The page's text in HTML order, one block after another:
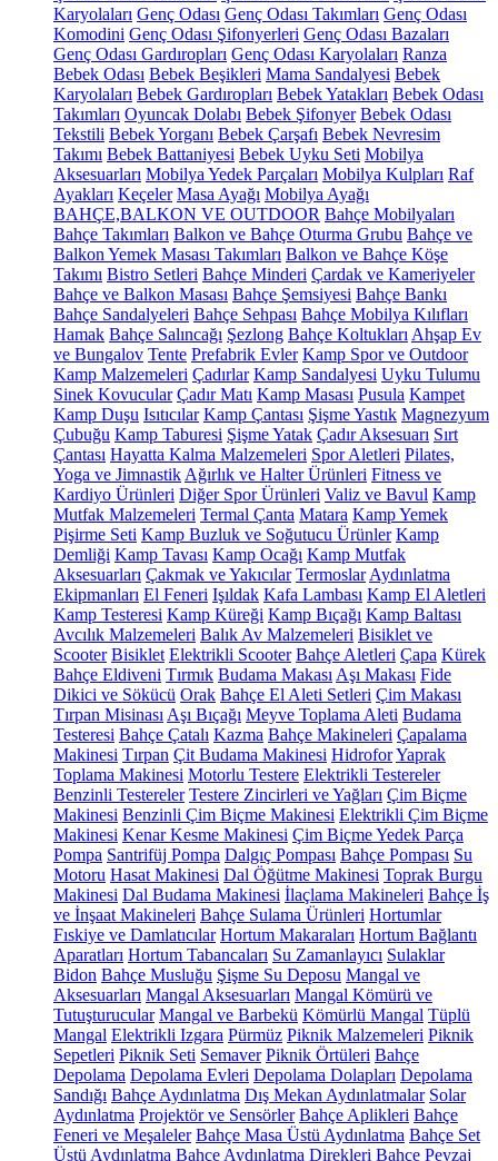
Karyolaları Genç Odası Genç Odası Takımları Genç Odası
Komodini Genç Odası Şifonyerleri Genç Odası Bazaları
Genç Odası Gardıropları Genç Odası Karyolaları Ranza
Bebek Odası Bebek Beşikleri Mama Sandalyesi Bebek
Karyolaları Bebek Gardıropları Bebek Yatakları Bebek Odası
Takımları Oyuncak Dolabı Bebek Şifonyer Bebek Odası
Tekstili Bebek Yorganı Bebek Çarşafı Bebek Nevresim
Takımı Bebek Battaniyesi Bebek Uyku Seti Mobilya
Aksesuarları Mobilya Yedek Parçaları Mobilya Kulpları Raf
Ayakları Keçeler Masa Ayağı Mobilya Ayağı
BAHÇE,BALKON VE OUTDOOR Bahçe Mobilyaları
Bahçe Takımları Balkon ve Bahçe Oturma Grubu Bahçe ve
Balkon Yemek Masası Takımları Balkon ve Bahçe Köşe
Takımı Bistro Setleri Bahçe Minderi Çardak ve Kameriyeler
Bahçe ve Balkon Masası Bahçe Şemsiyesi Bahçe Bankı
Bahçe Sandalyeleri Bahçe Sehpası Bahçe Mobilya Kılıfları
Hamak Bahçe Salıncağı Şezlong Bahçe Koltukları Ahşap Ev
ve Bungalov Tente Prefabrik Evler Kamp Spor ve Outdoor
Kamp Malzemeleri Çadırlar Kamp Sandalyesi Uyku Tulumu
Sinek Kovucular Çadır Matı Kamp Masası Pusula Kampet
Kamp Duşu Isıtıcılar Kamp Çantası Şişme Yastık Magnezyum
Çubuğu Kamp Taburesi Şişme Yatak Çadır Aksesuarı Sırt
Çantası Hayatta Kalma Malzemeleri Spor Aletleri Pilates,
Yoga ve Jimnastik Ağırlık ve Halter Ürünleri Fitness ve
Kardiyo Ürünleri Diğer Spor Ürünleri Valiz ve Bavul Kamp
Mutfak Malzemeleri Termal Çanta Matara Kamp Yemek
Pişirme Seti Kamp Buzluk ve Soğutucu Ürünler Kamp
Demliği Kamp Tavası Kamp Ocağı Kamp Mutfak
Aksesuarları Çakmak ve Yakıcılar Termoslar Aydınlatma
Ekipmanları El Feneri Işıldak Kafa Lambası Kamp El Aletleri
Kamp Testeresi Kamp Küreği Kamp Bıçağı Kamp Baltası
Avcılık Malzemeleri Balık Av Malzemeleri Bisiklet ve
Scooter Bisiklet Elektrikli Scooter Bahçe Aletleri Çapa Kürek
Bahçe Eldiveni Tırmık Budama Makası Aşı Makası Fide
Dikici ve Sökücü Orak Bahçe El Aleti Setleri Çim Makası
Tırpan Misinası Aşı Bıçağı Meyve Toplama Aleti Budama
Testeresi Bahçe Çatalı Kazma Bahçe Makineleri Çapalama
Makinesi Tırpan Çit Budama Makinesi HidroforYaprak
Toplama Makinesi Motorlu Testere Elektrikli Testereler
Benzinli Testereler Testere Zincirleri ve Yağları Çim Biçme
Makinesi Benzinli Çim Biçme Makinesi Elektrikli Çim Biçme
Makinesi Kenar Kesme Makinesi Çim Biçme Yedek Parça
Pompa Santrifüj Pompa Dalgıç Pompası Bahçe Pompası Su
Motoru Hasat Makinesi Dal Öğütme Makinesi Toprak Burgu
Makinesi Dal Budama Makinesi İlaçlama Makineleri Bahçe İş
ve İnşaat Makineleri Bahçe Sulama Ürünleri Hortumlar
Fıskiye ve Damlatıcılar Hortum Makaraları Hortum Bağlantı
Aparatları Hortum Tabancaları Su Zamanlayıcı Sulaklar
Bidon Bahçe Musluğu Şişme Su Deposu Mangal ve
Aksesuarları Mangal Aksesuarları Mangal Kömürü ve
Tutuşturucular Mangal ve Barbekü Kömürlü Mangal Tüplü
Mangal Elektrikli Izgara Pürmüz Piknik Malzemeleri Piknik
Sepetleri Piknik Seti Semaver Piknik Örtüleri Bahçe
Depolama Depolama Evleri Depolama Dolapları Depolama
Sandığı Bahçe Aydınlatma Dış Mekan Aydınlatmalar Solar
Aydınlatma Projektör ve Sensörler Bahçe Aplikleri Bahçe
Feneri ve Meşaleler Bahçe Masa Üstü Aydınlatma Bahçe Set
Üstü Aydınlatma Bahçe Aydınlatma Direkleri Bahçe Peyzaj